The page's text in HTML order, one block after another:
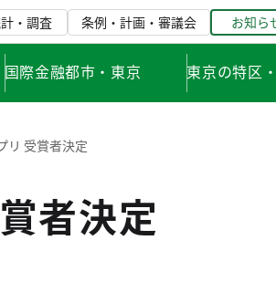
・調査 条例・計画・審議会 お知ら
国際金融都市・東京 東京の特区
リ 受賞者決定
者決定